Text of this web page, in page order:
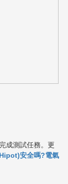
成測試任務。更
安全嗎?電氣